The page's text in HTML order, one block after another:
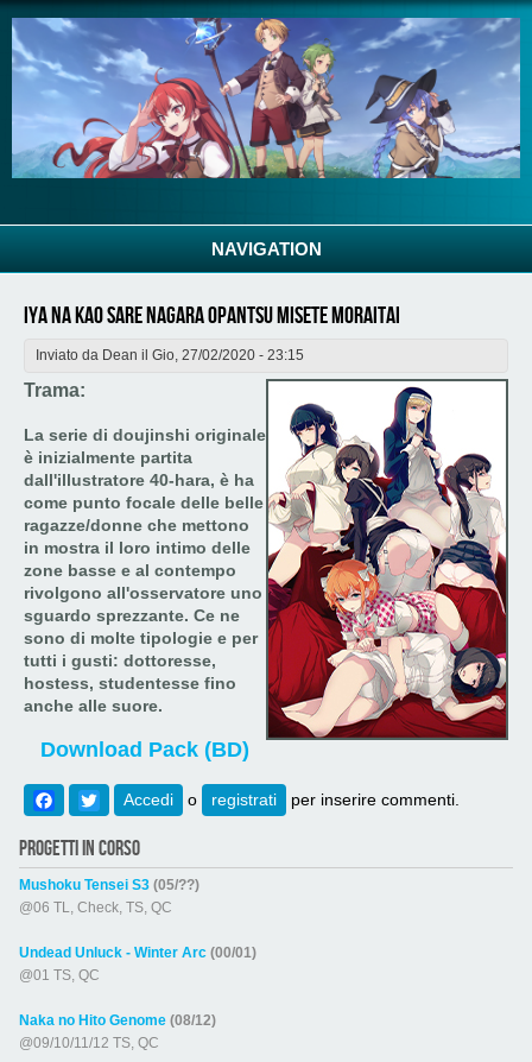
NAVIGATION
Iya na Kao Sare Nagara Opantsu Misete Moraitai
Inviato da Dean il Gio, 27/02/2020 - 23:15
Trama:
La serie di doujinshi originale
è inizialmente partita
dall'illustratore 40-hara, è ha
come punto focale delle belle
ragazze/donne che mettono
in mostra il loro intimo delle
zone basse e al contempo
rivolgono all'osservatore uno
sguardo sprezzante. Ce ne
sono di molte tipologie e per
tutti i gusti: dottoresse,
hostess, studentesse fino
anche alle suore.
Download Pack (BD)
Facebook
Twitter
Accedi o registrati per inserire commenti.
PROGETTI IN CORSO
Mushoku Tensei S3(05/??)
@06 TL, Check, TS, QC
Undead Unluck - Winter Arc (00/01)
@01 TS, QC
Naka no Hito Genome (08/12)
@09/10/11/12 TS, QC